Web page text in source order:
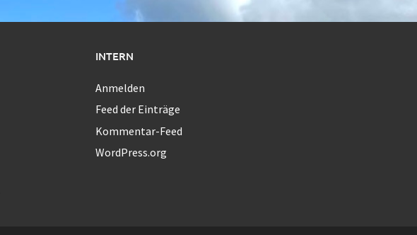
INTERN
Anmelden
Feed der Einträge
Kommentar-Feed
WordPress.org